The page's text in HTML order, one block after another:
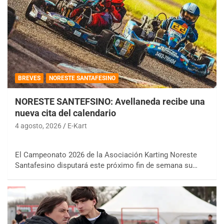
BREVES NORESTE SANTAFESINO
NORESTE SANTEFSINO: Avellaneda recibe una
nueva cita del calendario
4 agosto, 2026 E-Kart
El Campeonato 2026 de la Asociación Karting Noreste
Santafesino disputará este próximo fin de semana su…